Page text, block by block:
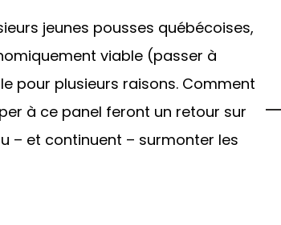
jeunes pousses québécoises,
viable (passer à
pour plusieurs raisons. Comment
à ce panel feront un retour sur
– et continuent – surmonter les